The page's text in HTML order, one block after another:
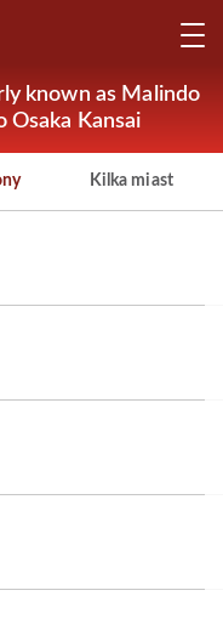
known as Malindo
Osaka Kansai
Kilka miast